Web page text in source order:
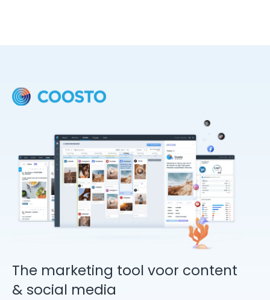
The marketing tool voor content
& social media